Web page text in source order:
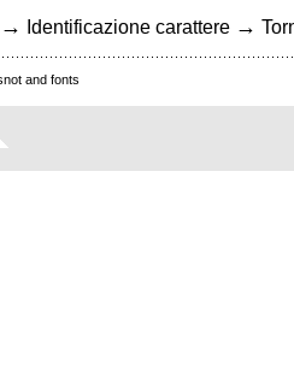
→ Identificazione carattere →
and fonts